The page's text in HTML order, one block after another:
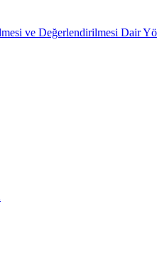
ve Değerlendirilmesi Dair